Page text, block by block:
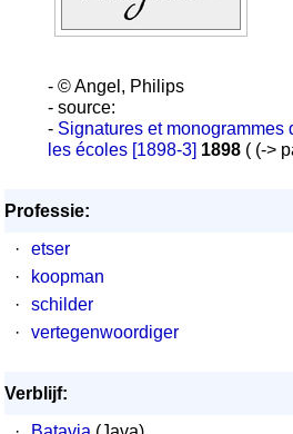
- © Angel, Philips
- source:
- Signatures et monogrammes
les écoles [1898-3] 1898 ( (->
Professie:
·
etser
·
koopman
·
schilder
·
vertegenwoordiger
Verblijf: